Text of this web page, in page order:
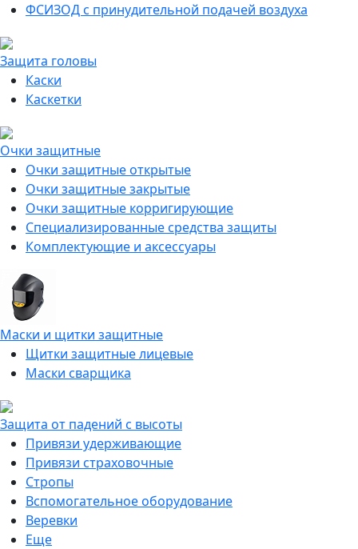
ФСИЗОД с принудительной подачей воздуха
Защита головы
Каски
Каскетки
Очки защитные
Очки защитные открытые
Очки защитные закрытые
Очки защитные корригирующие
Специализированные средства защиты
Комплектующие и аксессуары
Маски и щитки защитные
Щитки защитные лицевые
Маски сварщика
Защита от падений с высоты
Привязи удерживающие
Привязи страховочные
Стропы
Вспомогательное оборудование
Веревки
Еще